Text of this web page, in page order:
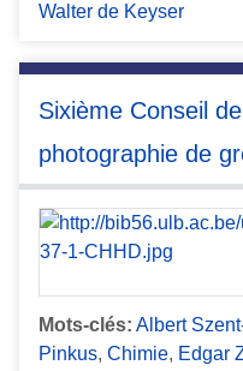
Walter de Keyser
Sixième Conseil
photographie de
Mots-clés: Albert
Pinkus, Chimie, Edgar